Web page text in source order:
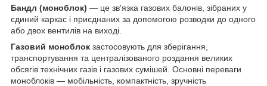
Бандл (моноблок) — це зв'язка газових балонів, зібраних у
єдиний каркас і приєднаних за допомогою розводки до одного
або двох вентилів на виході.
Газовий моноблок застосовують для зберігання,
транспортування та централізованого роздання великих
обсягів технічних газів і газових сумішей. Основні переваги
моноблоків — мобільність, компактність, зручність